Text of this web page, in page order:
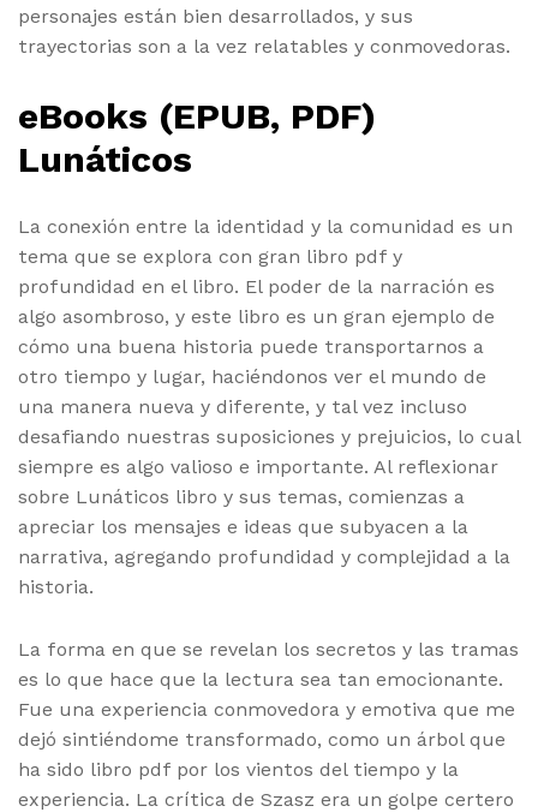
personajes están bien desarrollados, y sus
trayectorias son a la vez relatables y conmovedoras.
eBooks (EPUB, PDF)
Lunáticos
La conexión entre la identidad y la comunidad es un
tema que se explora con gran libro pdf y
profundidad en el libro. El poder de la narración es
algo asombroso, y este libro es un gran ejemplo de
cómo una buena historia puede transportarnos a
otro tiempo y lugar, haciéndonos ver el mundo de
una manera nueva y diferente, y tal vez incluso
desafiando nuestras suposiciones y prejuicios, lo cual
siempre es algo valioso e importante. Al reflexionar
sobre Lunáticos libro y sus temas, comienzas a
apreciar los mensajes e ideas que subyacen a la
narrativa, agregando profundidad y complejidad a la
historia.
La forma en que se revelan los secretos y las tramas
es lo que hace que la lectura sea tan emocionante.
Fue una experiencia conmovedora y emotiva que me
dejó sintiéndome transformado, como un árbol que
ha sido libro pdf por los vientos del tiempo y la
experiencia. La crítica de Szasz era un golpe certero